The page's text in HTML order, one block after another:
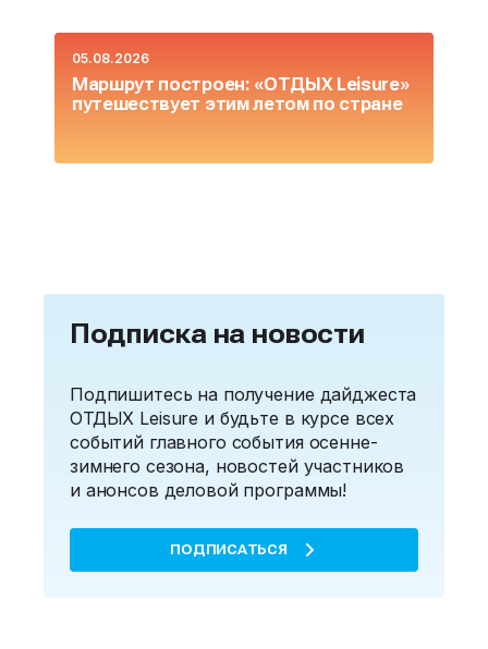
05.08.2026
Маршрут построен: «ОТДЫХ Leisure»
путешествует этим летом по стране
Подписка на новости
Подпишитесь на получение дайджеста
ОТДЫХ Leisure и будьте в курсе всех
событий главного события осенне-
зимнего сезона, новостей участников
и анонсов деловой программы!
ПОДПИСАТЬСЯ